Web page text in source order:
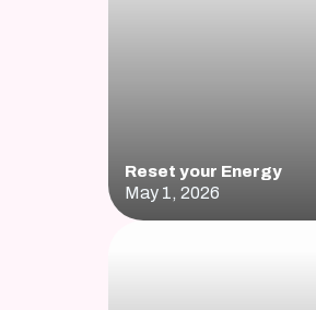
Reset your Energy
May 1, 2026